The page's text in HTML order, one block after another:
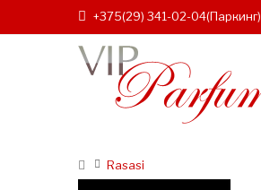
+375(29) 341-02-04(Паркинг)
Rasasi